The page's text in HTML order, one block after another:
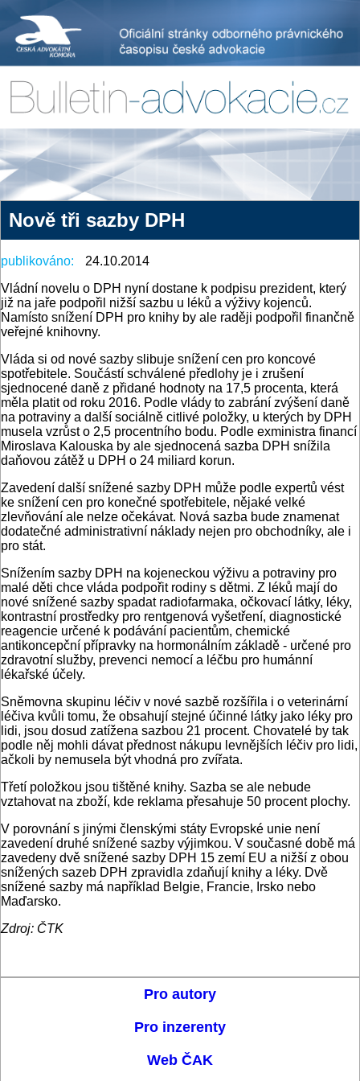
Nově tři sazby DPH
publikováno:
24.10.2014
Vládní novelu o DPH nyní dostane k podpisu prezident, který
již na jaře podpořil nižší sazbu u léků a výživy kojenců.
Namísto snížení DPH pro knihy by ale raději podpořil finančně
veřejné knihovny.
Vláda si od nové sazby slibuje snížení cen pro koncové
spotřebitele. Součástí schválené předlohy je i zrušení
sjednocené daně z přidané hodnoty na 17,5 procenta, která
měla platit od roku 2016. Podle vlády to zabrání zvýšení daně
na potraviny a další sociálně citlivé položky, u kterých by DPH
musela vzrůst o 2,5 procentního bodu. Podle exministra financí
Miroslava Kalouska by ale sjednocená sazba DPH snížila
daňovou zátěž u DPH o 24 miliard korun.
Zavedení další snížené sazby DPH může podle expertů vést
ke snížení cen pro konečné spotřebitele, nějaké velké
zlevňování ale nelze očekávat. Nová sazba bude znamenat
dodatečné administrativní náklady nejen pro obchodníky, ale i
pro stát.
Snížením sazby DPH na kojeneckou výživu a potraviny pro
malé děti chce vláda podpořit rodiny s dětmi. Z léků mají do
nové snížené sazby spadat radiofarmaka, očkovací látky, léky,
kontrastní prostředky pro rentgenová vyšetření, diagnostické
reagencie určené k podávání pacientům, chemické
antikoncepční přípravky na hormonálním základě - určené pro
zdravotní služby, prevenci nemocí a léčbu pro humánní
lékařské účely.
Sněmovna skupinu léčiv v nové sazbě rozšířila i o veterinární
léčiva kvůli tomu, že obsahují stejné účinné látky jako léky pro
lidi, jsou dosud zatížena sazbou 21 procent. Chovatelé by tak
podle něj mohli dávat přednost nákupu levnějších léčiv pro lidi,
ačkoli by nemusela být vhodná pro zvířata.
Třetí položkou jsou tištěné knihy. Sazba se ale nebude
vztahovat na zboží, kde reklama přesahuje 50 procent plochy.
V porovnání s jinými členskými státy Evropské unie není
zavedení druhé snížené sazby výjimkou. V současné době má
zavedeny dvě snížené sazby DPH 15 zemí EU a nižší z obou
snížených sazeb DPH zpravidla zdaňují knihy a léky. Dvě
snížené sazby má například Belgie, Francie, Irsko nebo
Maďarsko.
Zdroj: ČTK
Pro autory
Pro inzerenty
Web ČAK